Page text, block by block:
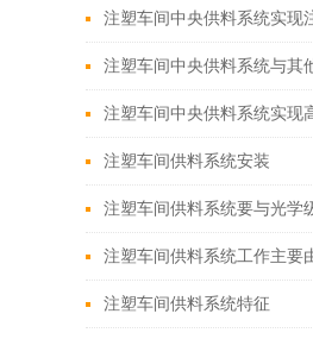
注塑车间供料系统安装
注塑车间供料系统特征